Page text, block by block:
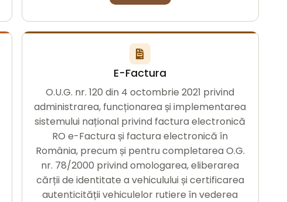
E-Factura
O.U.G. nr. 120 din 4 octombrie 2021 privind
administrarea, funcționarea și implementarea
sistemului național privind factura electronică
RO e-Factura și factura electronică în
România, precum și pentru completarea O.G.
nr. 78/2000 privind omologarea, eliberarea
cărții de identitate a vehiculului și certificarea
autenticității vehiculelor rutiere în vederea